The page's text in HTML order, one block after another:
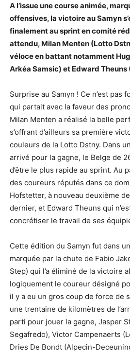
A l’issue une course animée,
offensives, la victoire au Samyn
finalement au sprint en comité
attendu, Milan Menten (Lotto
véloce en battant notamment
Arkéa Samsic) et Edward
Surprise au Samyn ! Ce n’est pas
qui partait avec la faveur des
Milan Menten a réalisé la belle
s’offrant d’ailleurs sa première
couleurs de la Lotto Dstny. Dans
arrivé pour la gagne, le Belge de
d’être le plus rapide au sprint. Au
des coureurs réputés dans ce
Hofstetter, à nouveau deuxième de
dernier, et Edward Theuns qui
concrétiser le travail de ses
Cette édition du Samyn fut dans
marquée par la chute de Fabio
Step) qui l’a éliminé de la victoire
logiquement le coureur désigné
il y a eu un gros coup de force de
une trentaine de kilomètres de
parti pour jouer la gagne, Jasper
Segafredo), Victor Campenaerts
Dries De Bondt (Alpecin-